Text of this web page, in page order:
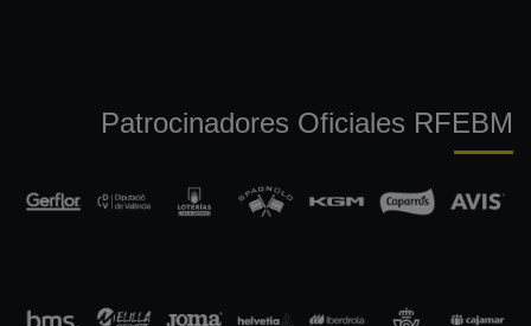
Patrocinadores Oficiales RFEBM